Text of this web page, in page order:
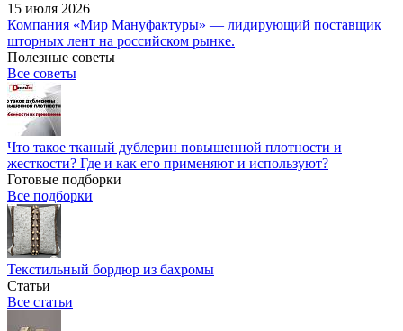
15 июля 2026
Компания «Мир Мануфактуры» — лидирующий поставщик
шторных лент на российском рынке.
Полезные советы
Все советы
Что такое тканый дублерин повышенной плотности и
жесткости? Где и как его применяют и используют?
Готовые подборки
Все подборки
Текстильный бордюр из бахромы
Статьи
Все статьи